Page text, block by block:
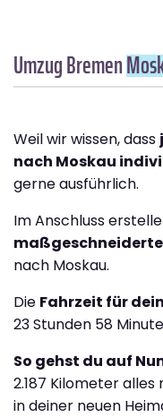
Umzug Bremen
Weil wir wissen, dass
nach Moskau
gerne ausführlich.
Im Anschluss
nach Moskau.
Die Fahrzeit für
23 Stunden 58
So gehst du auf
2.187 Kilometer
in deiner neuen